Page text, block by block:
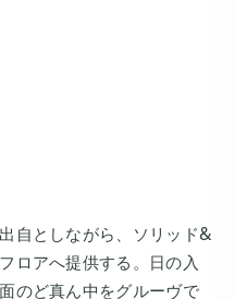
自としながら、ソリッド&
ロアへ提供する。日の入
のど真ん中をグルーヴで